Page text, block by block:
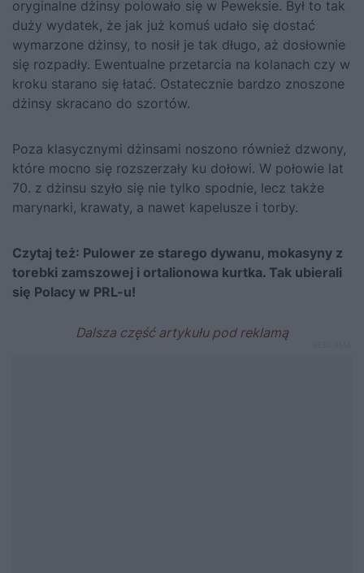
oryginalne dżinsy polowało się w Peweksie. Był to tak
duży wydatek, że jak już komuś udało się dostać
wymarzone dżinsy, to nosił je tak długo, aż dosłownie
się rozpadły. Ewentualne przetarcia na kolanach czy w
kroku starano się łatać. Ostatecznie bardzo znoszone
dżinsy skracano do szortów.
Poza klasycznymi dżinsami noszono również dzwony,
które mocno się rozszerzały ku dołowi. W połowie lat
70. z dżinsu szyło się nie tylko spodnie, lecz także
marynarki, krawaty, a nawet kapelusze i torby.
Czytaj też: Pulower ze starego dywanu, mokasyny z
torebki zamszowej i ortalionowa kurtka. Tak ubierali
się Polacy w PRL-u!